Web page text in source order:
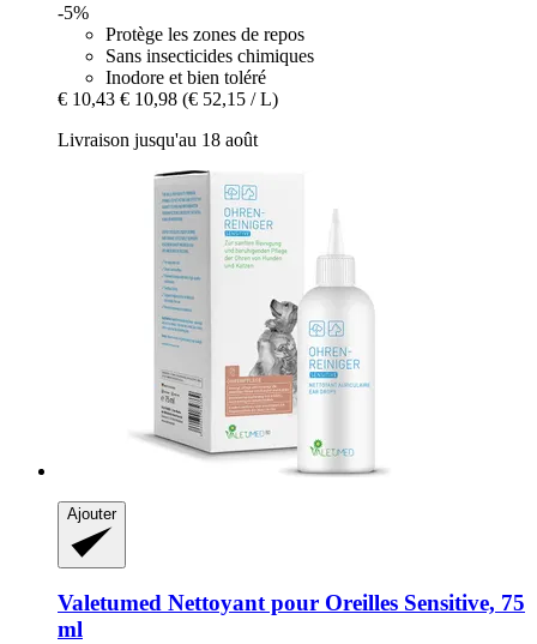
-5%
Protège les zones de repos
Sans insecticides chimiques
Inodore et bien toléré
€ 10,43 € 10,98 (€ 52,15 / L)
Livraison jusqu'au 18 août
Ajouter
Valetumed Nettoyant pour Oreilles Sensitive, 75
ml